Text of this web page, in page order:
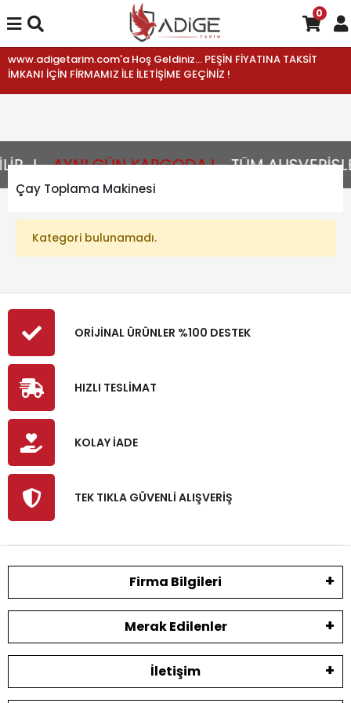
www.adigetarim.com'a Hoş Geldiniz... PEŞİN FİYATINA TAKSİT
İMKANI İÇİN FİRMAMIZ İLE İLETİŞİME GEÇİNİZ !
AYNI GÜN KARGODA ! TÜM
0
Çay Toplama Makinesi
Kategori bulunamadı.
ORİJİNAL ÜRÜNLER %100 DESTEK
HIZLI TESLİMAT
KOLAY İADE
TEK TIKLA GÜVENLİ ALIŞVERİŞ
Firma Bilgileri
Merak Edilenler
İletişim